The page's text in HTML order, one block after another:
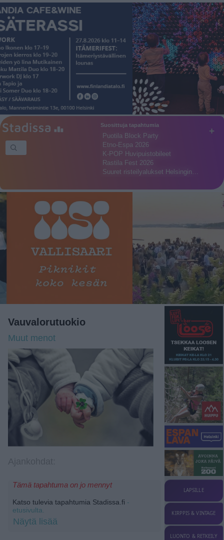
+
Suosittuja tapahtumia
Puotila Block Party
Etno-Espa 2026
K-POP Huvipuistobileet
Rastila Fest 2026
Suuret risteilyalukset Helsingin…
Vauvalorutuokio
Muut menot
Tämä tapahtuma on jo mennyt
Katso tulevia tapahtumia Stadissa.fi -
etusivulta.
Näytä lisää
LAPSILLE
KIRPPIS & VINTAGE
LUONTO & RETKEILY